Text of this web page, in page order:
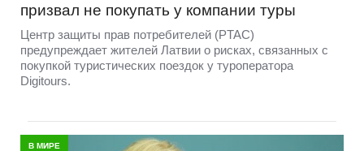
призвал не покупать у компании туры
Центр защиты прав потребителей (PTAC)
предупреждает жителей Латвии о рисках, связанных с
покупкой туристических поездок у туроператора
Digitours.
В МИРЕ